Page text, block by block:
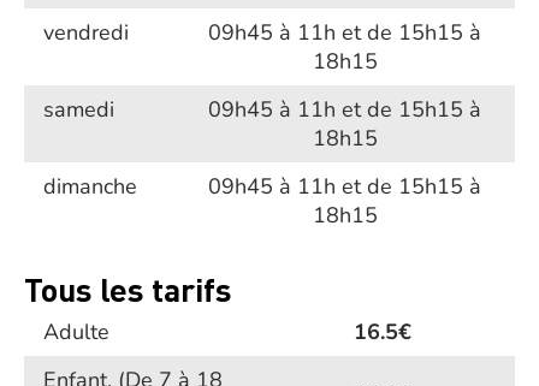
vendredi
09h45 à 11h et de 15h15 à
18h15
samedi
09h45 à 11h et de 15h15 à
18h15
dimanche
09h45 à 11h et de 15h15 à
18h15
Tous les tarifs
Adulte
16.5€
Enfant. (De 7 à 18